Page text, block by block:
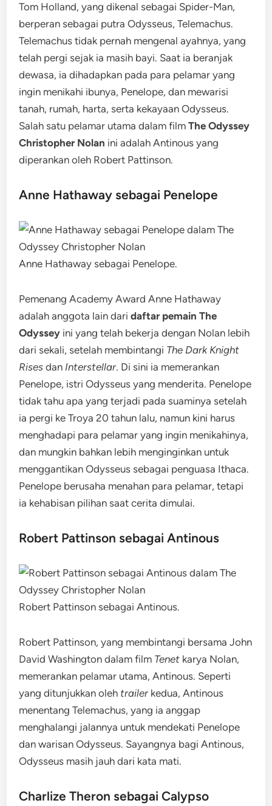
Tom Holland, yang dikenal sebagai Spider-Man,
berperan sebagai putra Odysseus, Telemachus.
Telemachus tidak pernah mengenal ayahnya, yang
telah pergi sejak ia masih bayi. Saat ia beranjak
dewasa, ia dihadapkan pada para pelamar yang
ingin menikahi ibunya, Penelope, dan mewarisi
tanah, rumah, harta, serta kekayaan Odysseus.
Salah satu pelamar utama dalam filmThe Odyssey
Christopher Nolan ini adalah Antinous yang
diperankan oleh Robert Pattinson.
Anne Hathaway sebagai Penelope
Anne Hathaway sebagai Penelope.
Pemenang Academy Award Anne Hathaway
adalah anggota lain daridaftar pemain The
Odyssey ini yang telah bekerja dengan Nolan lebih
dari sekali, setelah membintangi The Dark Knight
Rises dan Interstellar. Di sini ia memerankan
Penelope, istri Odysseus yang menderita. Penelope
tidak tahu apa yang terjadi pada suaminya setelah
ia pergi ke Troya 20 tahun lalu, namun kini harus
menghadapi para pelamar yang ingin menikahinya,
dan mungkin bahkan lebih menginginkan untuk
menggantikan Odysseus sebagai penguasa Ithaca.
Penelope berusaha menahan para pelamar, tetapi
ia kehabisan pilihan saat cerita dimulai.
Robert Pattinson sebagai Antinous
Robert Pattinson sebagai Antinous.
Robert Pattinson, yang membintangi bersama John
David Washington dalam film Tenet karya Nolan,
memerankan pelamar utama, Antinous. Seperti
yang ditunjukkan oleh trailer kedua, Antinous
menentang Telemachus, yang ia anggap
menghalangi jalannya untuk mendekati Penelope
dan warisan Odysseus. Sayangnya bagi Antinous,
Odysseus masih jauh dari kata mati.
Charlize Theron sebagai Calypso